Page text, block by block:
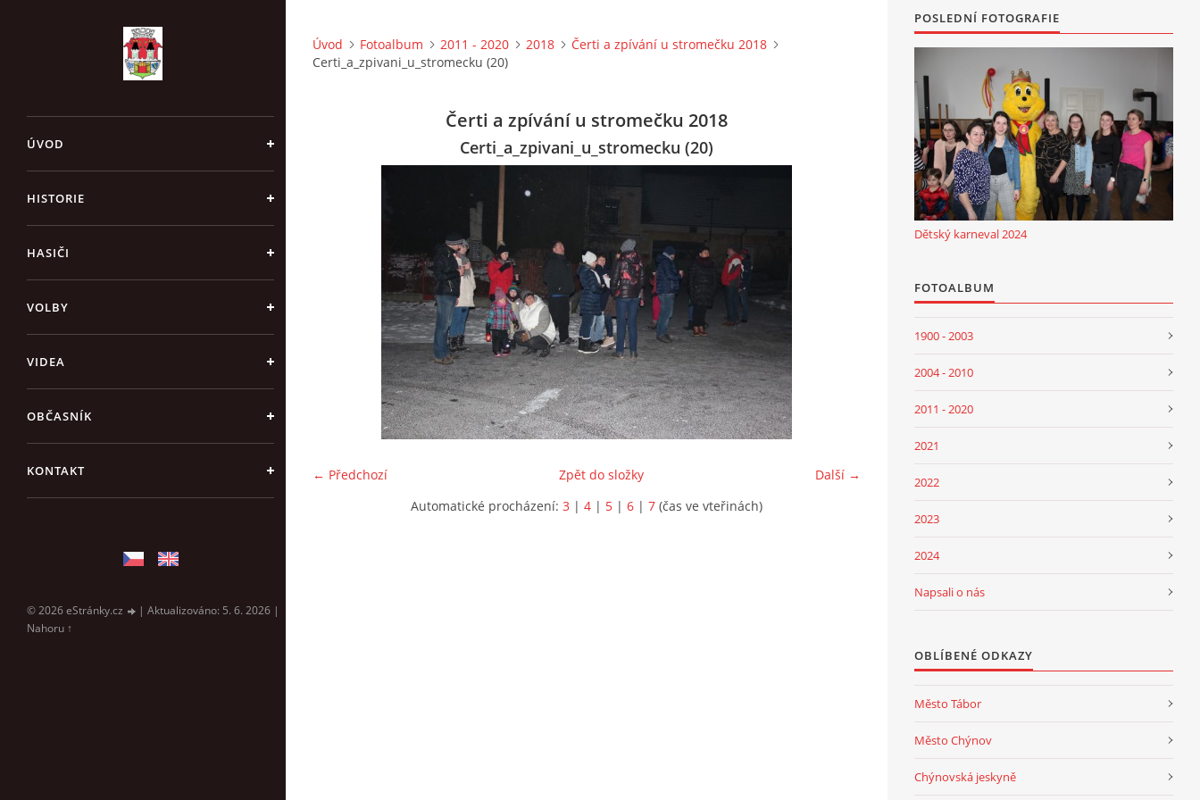
ÚVOD
HISTORIE
HASIČI
VOLBY
VIDEA
OBČASNÍK
KONTAKT
© 2026 eStránky.cz | Aktualizováno: 5. 6. 2026 |
Nahoru ↑
Úvod Fotoalbum 2011 - 2020 2018
Čerti a zpívání u stromečku 2018
Certi_a_zpivani_u_stromecku (20)
Čerti a zpívání u stromečku 2018
Certi_a_zpivani_u_stromecku (20)
← Předchozí Další →
Zpět do složky
Automatické procházení: 3 | 4 | 5 | 6 | 7 (čas ve vteřinách)
POSLEDNÍ FOTOGRAFIE
Dětský karneval 2024
FOTOALBUM
1900 - 2003
2004 - 2010
2011 - 2020
2021
2022
2023
2024
Napsali o nás
OBLÍBENÉ ODKAZY
Město Tábor
Město Chýnov
Chýnovská jeskyně